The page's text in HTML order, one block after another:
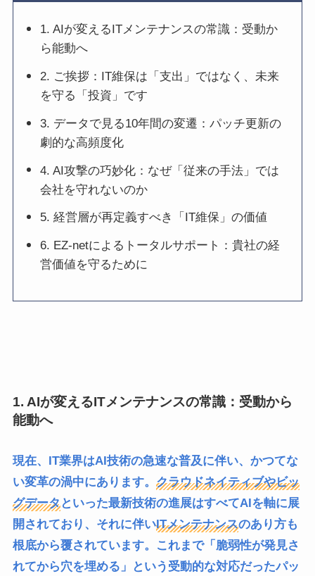
1. AIが変えるITメンテナンスの常識：受動か
ら能動へ
2. ご挨拶：IT維保は「支出」ではなく、未来
を守る「投資」です
3. データで見る10年間の変遷：パッチ更新の
劇的な高頻度化
4. AI攻撃の巧妙化：なぜ「従来の手法」では
会社を守れないのか
5. 経営層が再定義すべき「IT維保」の価値
6. EZ-netによるトータルサポート：貴社の経
営価値を守るために
1. AIが変えるITメンテナンスの常識：受動から
能動へ
現在、IT業界はAI技術の急速な普及に伴い、かつてな
い変革の渦中にあります。 クラウドネイティブやビッ
グデータといった最新技術の進展はすべてAIを軸に展
開されており、それに伴いITメンテナンスのあり方も
根底から覆されています。これまで「脆弱性が発見さ
れてから穴を埋める」という受動的な対応だったパッ